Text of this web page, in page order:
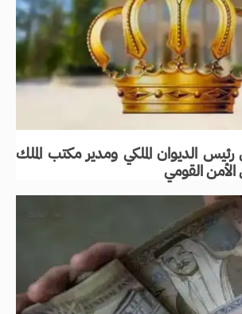
رئيس الديوان الملكي ومدير مكتب الملك
القومي